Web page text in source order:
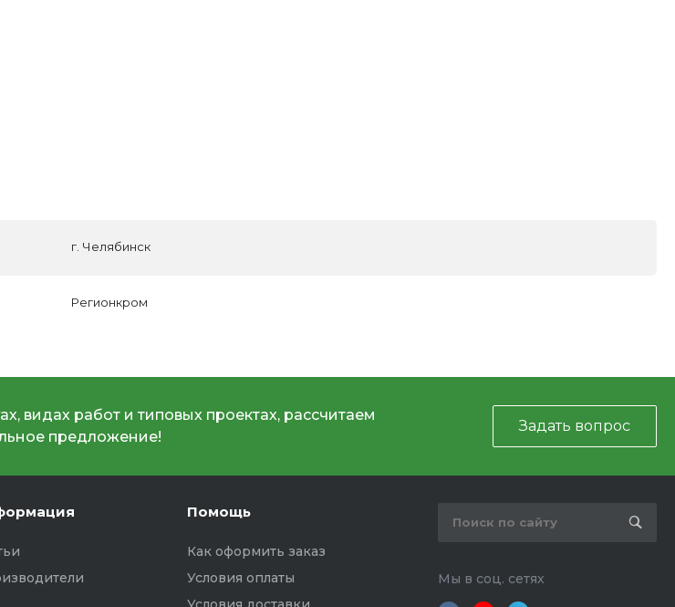
г. Челябинск
Регионкром
видах работ и типовых проектах, рассчитаем
предложение!
Задать вопрос
Помощь
Как оформить заказ
Условия оплаты
Мы в соц. сетях